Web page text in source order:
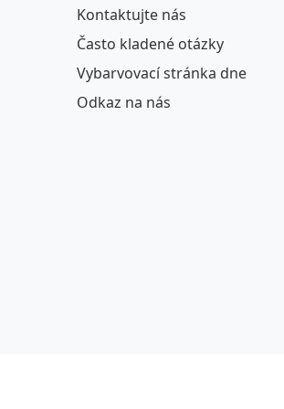
Kontaktujte nás
Často kladené otázky
Vybarvovací stránka dne
Odkaz na nás